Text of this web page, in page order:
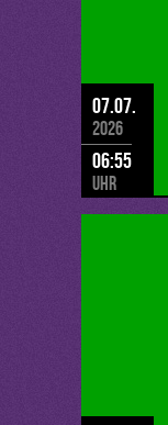
07.07.
2026
06:55
Uhr